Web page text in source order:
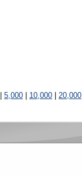
5,000 10,000 20,000